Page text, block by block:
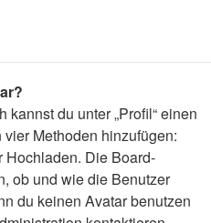
du unter „Profil“ einen
Methoden hinzufügen:
Hochladen. Die Board-
ob und wie die Benutzer
du keinen Avatar benutzen